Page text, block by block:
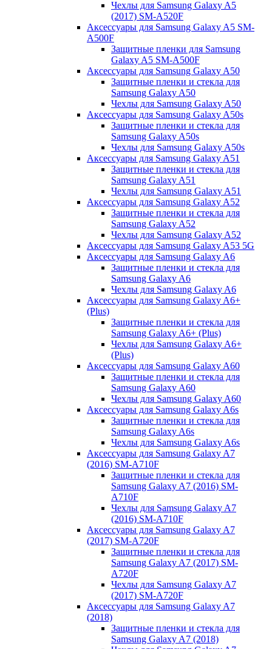
Чехлы для Samsung Galaxy A5
(2017) SM-A520F
Аксессуары для Samsung Galaxy A5 SM-
A500F
Защитные пленки для Samsung
Galaxy A5 SM-A500F
Аксессуары для Samsung Galaxy A50
Защитные пленки и стекла для
Samsung Galaxy A50
Чехлы для Samsung Galaxy A50
Аксессуары для Samsung Galaxy A50s
Защитные пленки и стекла для
Samsung Galaxy A50s
Чехлы для Samsung Galaxy A50s
Аксессуары для Samsung Galaxy A51
Защитные пленки и стекла для
Samsung Galaxy A51
Чехлы для Samsung Galaxy A51
Аксессуары для Samsung Galaxy A52
Защитные пленки и стекла для
Samsung Galaxy A52
Чехлы для Samsung Galaxy A52
Аксессуары для Samsung Galaxy A53 5G
Аксессуары для Samsung Galaxy A6
Защитные пленки и стекла для
Samsung Galaxy A6
Чехлы для Samsung Galaxy A6
Аксессуары для Samsung Galaxy A6+
(Plus)
Защитные пленки и стекла для
Samsung Galaxy A6+ (Plus)
Чехлы для Samsung Galaxy A6+
(Plus)
Аксессуары для Samsung Galaxy A60
Защитные пленки и стекла для
Samsung Galaxy A60
Чехлы для Samsung Galaxy A60
Аксессуары для Samsung Galaxy A6s
Защитные пленки и стекла для
Samsung Galaxy A6s
Чехлы для Samsung Galaxy A6s
Аксессуары для Samsung Galaxy A7
(2016) SM-A710F
Защитные пленки и стекла для
Samsung Galaxy A7 (2016) SM-
A710F
Чехлы для Samsung Galaxy A7
(2016) SM-A710F
Аксессуары для Samsung Galaxy A7
(2017) SM-A720F
Защитные пленки и стекла для
Samsung Galaxy A7 (2017) SM-
A720F
Чехлы для Samsung Galaxy A7
(2017) SM-A720F
Аксессуары для Samsung Galaxy A7
(2018)
Защитные пленки и стекла для
Samsung Galaxy A7 (2018)